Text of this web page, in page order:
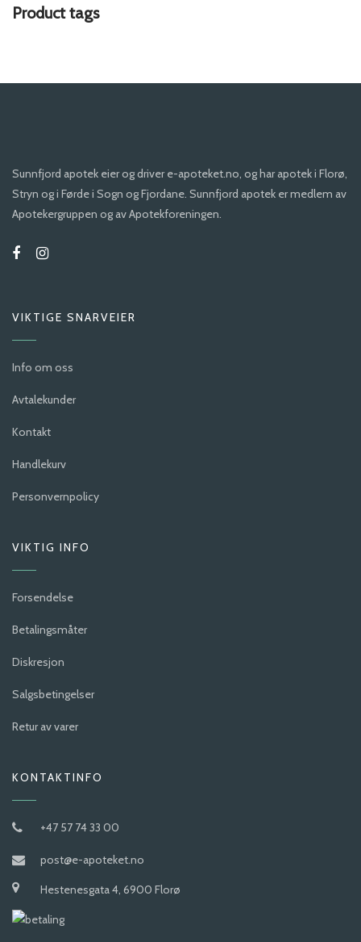
Product tags
Sunnfjord apotek eier og driver e-apoteket.no, og har apotek i Florø,
Stryn og i Førde i Sogn og Fjordane. Sunnfjord apotek er medlem av
Apotekergruppen og av Apotekforeningen.
VIKTIGE SNARVEIER
Info om oss
Avtalekunder
Kontakt
Handlekurv
Personvernpolicy
VIKTIG INFO
Forsendelse
Betalingsmåter
Diskresjon
Salgsbetingelser
Retur av varer
KONTAKTINFO
+47 57 74 33 00
post@e-apoteket.no
Hestenesgata 4, 6900 Florø